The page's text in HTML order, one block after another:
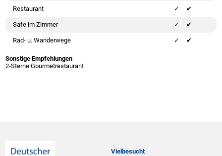
Restaurant ✔
Safe im Zimmer ✔
Rad- u. Wanderwege ✔
Sonstige Empfehlungen
2-Sterne Gourmetrestaurant
Vielbesucht